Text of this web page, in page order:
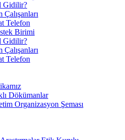
Gidilir?
Çalışanları
Telefon
Birimi
Gidilir?
Çalışanları
Telefon
Dökümanlar
Organizasyon Şeması